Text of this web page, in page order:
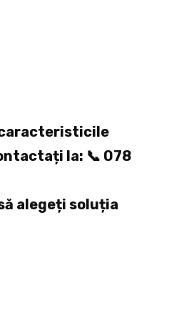
la: 📞 078
alegeți soluția